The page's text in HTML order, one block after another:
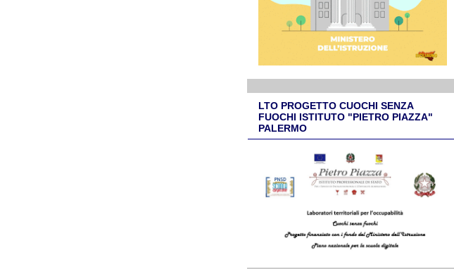
LTO PROGETTO CUOCHI SENZA
FUOCHI ISTITUTO "PIETRO PIAZZA"
PALERMO